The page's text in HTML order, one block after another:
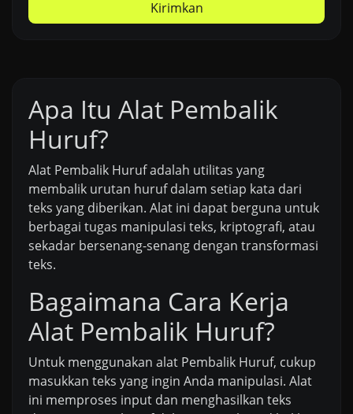
Kirimkan
Apa Itu Alat Pembalik
Huruf?
Alat Pembalik Huruf adalah utilitas yang
membalik urutan huruf dalam setiap kata dari
teks yang diberikan. Alat ini dapat berguna untuk
berbagai tugas manipulasi teks, kriptografi, atau
sekadar bersenang-senang dengan transformasi
teks.
Bagaimana Cara Kerja
Alat Pembalik Huruf?
Untuk menggunakan alat Pembalik Huruf, cukup
masukkan teks yang ingin Anda manipulasi. Alat
ini memproses input dan menghasilkan teks